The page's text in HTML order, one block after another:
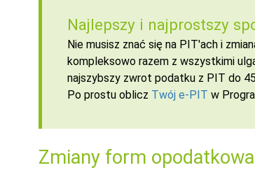
Najlepszy i najprostszy
Nie musisz znać się na PIT'ach i
kompleksowo razem z wszystkimi
najszybszy zwrot podatku z PIT do
Po prostu oblicz Twój e-PIT w
Zmiany form